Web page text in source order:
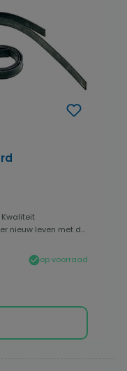
Kwaliteit
nieuw leven met d...
op voorraad